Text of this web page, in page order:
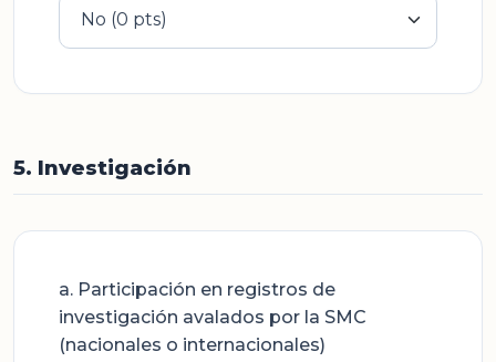
5. Investigación
a. Participación en registros de
investigación avalados por la SMC
(nacionales o internacionales)